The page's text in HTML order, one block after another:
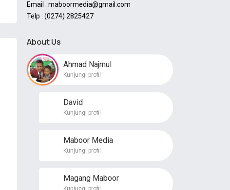
Email : maboormedia@gmail.com
Telp : (0274) 2825427
About Us
Ahmad Najmul
Kunjungi profil
David
Kunjungi profil
Maboor Media
Kunjungi profil
Magang Maboor
Kunjungi profil